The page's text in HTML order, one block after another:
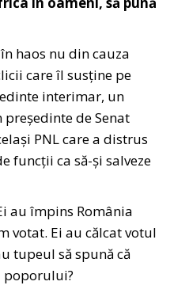
haos nu din cauza
care îl susține pe
interimar, un
de Senat
PNL care a distrus
funcții ca să-și salveze
au împins România
votat. Ei au călcat votul
tupeul să spună că
poporului?